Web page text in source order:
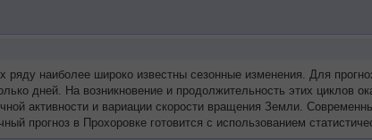
наиболее широко известны сезонные изменения. Для
дней. На возникновение и продолжительность этих циклов
активности и вариации скорости вращения Земли.
прогноз в Прохоровке готовится с использованием